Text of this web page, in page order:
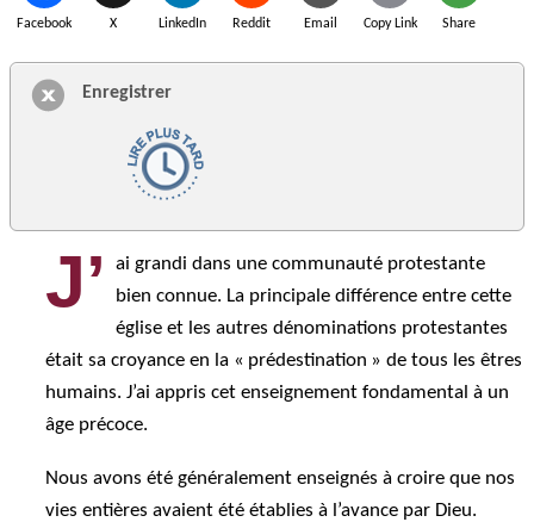
Facebook X LinkedIn Reddit Email Copy Link Share
Enregistrer
J’
ai grandi dans une communauté protestante
bien connue. La principale différence entre cette
église et les autres dénominations protestantes
était sa croyance en la « prédestination » de tous les êtres
humains. J’ai appris cet enseignement fondamental à un
âge précoce.
Nous avons été généralement enseignés à croire que nos
vies entières avaient été établies à l’avance par Dieu.